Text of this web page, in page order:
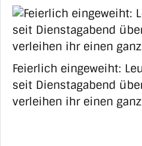
Feierlich eingeweiht:
seit Dienstagabend
verleihen ihr einen